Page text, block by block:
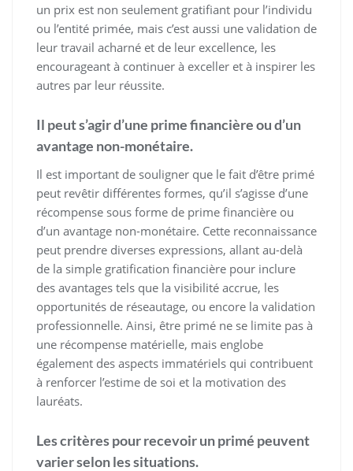
un prix est non seulement gratifiant pour l’individu
ou l’entité primée, mais c’est aussi une validation de
leur travail acharné et de leur excellence, les
encourageant à continuer à exceller et à inspirer les
autres par leur réussite.
Il peut s’agir d’une prime financière ou d’un
avantage non-monétaire.
Il est important de souligner que le fait d’être primé
peut revêtir différentes formes, qu’il s’agisse d’une
récompense sous forme de prime financière ou
d’un avantage non-monétaire. Cette reconnaissance
peut prendre diverses expressions, allant au-delà
de la simple gratification financière pour inclure
des avantages tels que la visibilité accrue, les
opportunités de réseautage, ou encore la validation
professionnelle. Ainsi, être primé ne se limite pas à
une récompense matérielle, mais englobe
également des aspects immatériels qui contribuent
à renforcer l’estime de soi et la motivation des
lauréats.
Les critères pour recevoir un primé peuvent
varier selon les situations.